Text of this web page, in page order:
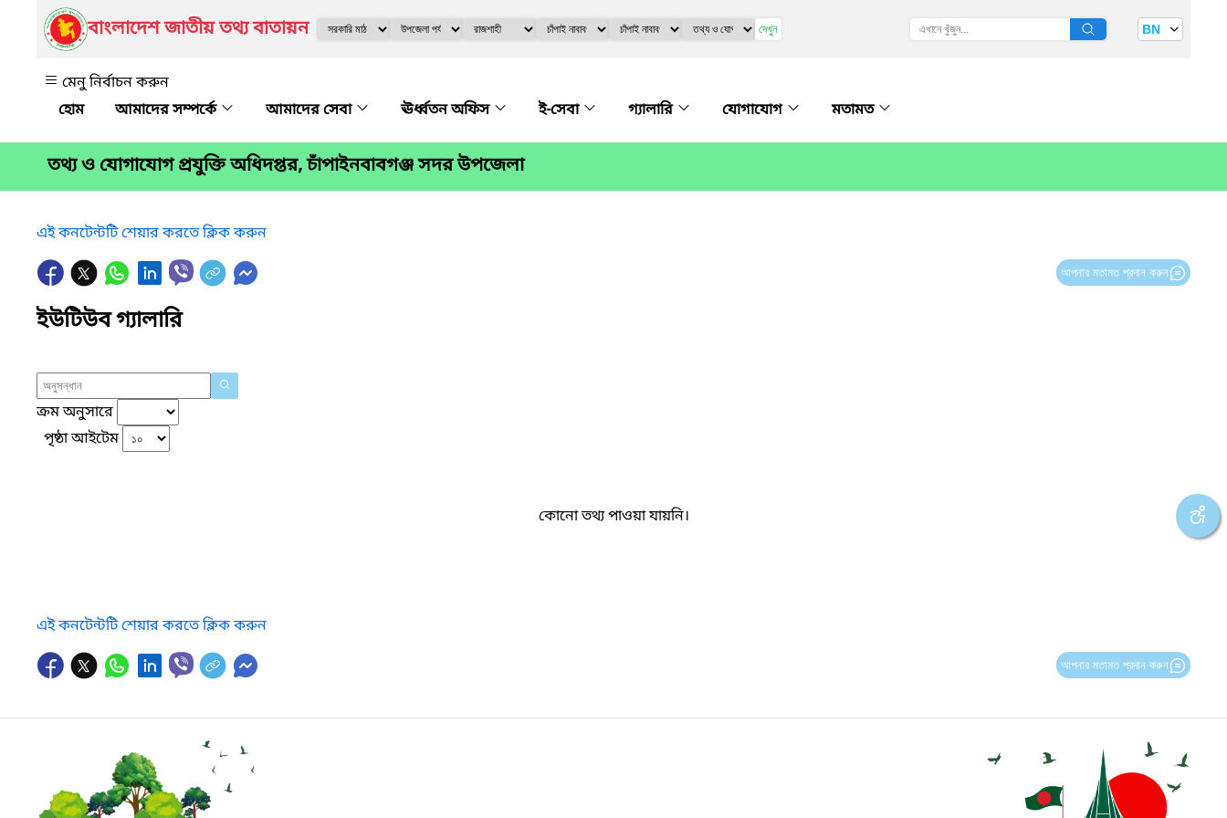
বাংলাদেশ জাতীয় তথ্য বাতায়ন দেখুন BN
মেনু নির্বাচন করুন
আমাদের সম্পর্কে
আমাদের সেবা ঊর্ধ্বতন অফিস ই-সেবা গ্যালারি যোগাযোগ মতামত
তথ্য ও যোগাযোগ প্রযুক্তি অধিদপ্তর, চাঁপাইনবাবগঞ্জ সদর উপজেলা
এই কনটেন্টটি শেয়ার করতে ক্লিক করুন
আপনার মতামত প্রদান করুন
ইউটিউব গ্যালারি
ক্রম অনুসারে
পৃষ্ঠা আইটেম
কোনো তথ্য পাওয়া যায়নি।
এই কনটেন্টটি শেয়ার করতে ক্লিক করুন
আপনার মতামত প্রদান করুন